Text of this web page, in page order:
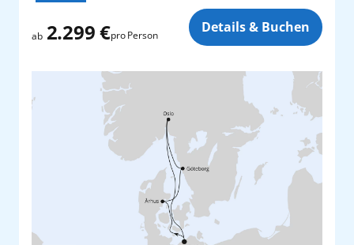
ab 2.299 €pro Person Details & Buchen